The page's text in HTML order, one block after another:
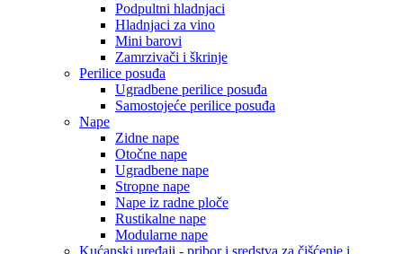
Podpultni hladnjaci
Hladnjaci za vino
Mini barovi
Zamrzivači i škrinje
Perilice posuđa
Ugradbene perilice posuđa
Samostojeće perilice posuđa
Nape
Zidne nape
Otočne nape
Ugradbene nape
Stropne nape
Nape iz radne ploče
Rustikalne nape
Modularne nape
Kućanski uređaji - pribor i sredstva za čišćenje i